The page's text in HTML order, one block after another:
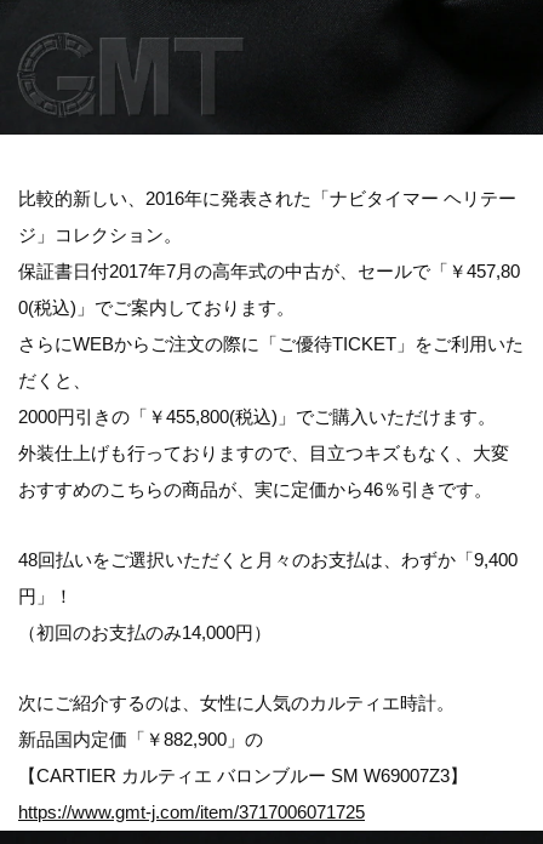
比較的新しい、2016年に発表された「ナビタイマー ヘリテー
ジ」コレクション。
保証書日付2017年7月の高年式の中古が、セールで「 ￥457,80
0(税込) 」でご案内しております。
さらにWEBからご注文の際に「ご優待TICKET」をご利用いた
だくと、
2000円引きの「 ￥455,800(税込) 」でご購入いただけます。
外装仕上げも行っておりますので、目立つキズもなく、大変
おすすめのこちらの商品が、実に定価から46％引き です。
48回払いをご選択いただくと月々のお支払は、わずか「9,400
円 」！
（初回のお支払のみ14,000円）
次にご紹介するのは、女性に人気のカルティエ時計。
新品国内定価「￥882,900」の
【CARTIER カルティエ バロンブルー SM W69007Z3】
https://www.gmt-j.com/item/3717006071725